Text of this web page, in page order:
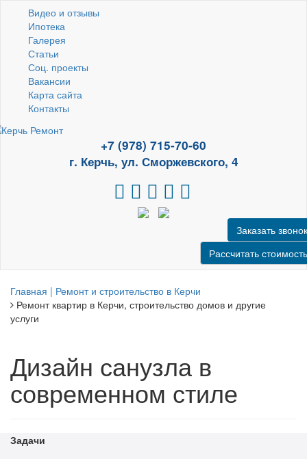
Видео и отзывы
Ипотека
Галерея
Статьи
Соц. проекты
Вакансии
Карта сайта
Контакты
+7 (978) 715-70-60
г. Керчь, ул. Сморжевского, 4
Заказать звонок
Рассчитать стоимость
Главная | Ремонт и строительство в Керчи
Ремонт квартир в Керчи, строительство домов и другие
услуги
Дизайн санузла в
современном стиле
Задачи